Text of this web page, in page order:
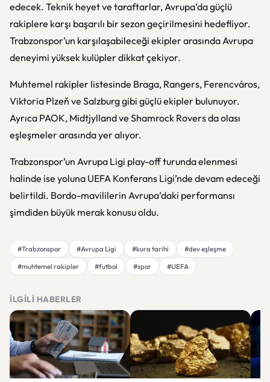
edecek. Teknik heyet ve taraftarlar, Avrupa’da güçlü
rakiplere karşı başarılı bir sezon geçirilmesini hedefliyor.
Trabzonspor’un karşılaşabileceği ekipler arasında Avrupa
deneyimi yüksek kulüpler dikkat çekiyor.
Muhtemel rakipler listesinde Braga, Rangers, Ferencváros,
Viktoria Plzeň ve Salzburggibi güçlü ekipler bulunuyor.
Ayrıca PAOK, Midtjyllandve Shamrock Roversda olası
eşleşmeler arasında yer alıyor.
Trabzonspor’un Avrupa Ligi play-off turunda elenmesi
halinde ise yoluna UEFA Konferans Ligi’nde devam edeceği
belirtildi. Bordo-mavililerin Avrupa’daki performansı
şimdiden büyük merak konusu oldu.
#Trabzonspor #Avrupa Ligi #kura tarihi
#dev eşleşme
#muhtemel rakipler
#futbol #spor #UEFA
İLGILI HABERLER